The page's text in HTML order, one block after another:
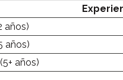
años)
años)
años)